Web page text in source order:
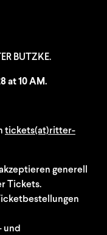
BUTZKE.
at 10 AM.
tickets(at)ritter-
generell
Tickets.
und